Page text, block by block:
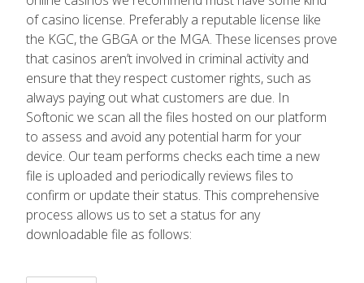
of casino license. Preferably a reputable license like
the KGC, the GBGA or the MGA. These licenses prove
that casinos aren’t involved in criminal activity and
ensure that they respect customer rights, such as
always paying out what customers are due. In
Softonic we scan all the files hosted on our platform
to assess and avoid any potential harm for your
device. Our team performs checks each time a new
file is uploaded and periodically reviews files to
confirm or update their status. This comprehensive
process allows us to set a status for any
downloadable file as follows: